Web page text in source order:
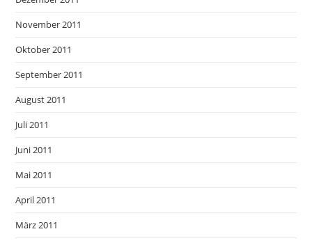
November 2011
Oktober 2011
September 2011
August 2011
Juli 2011
Juni 2011
Mai 2011
April 2011
März 2011